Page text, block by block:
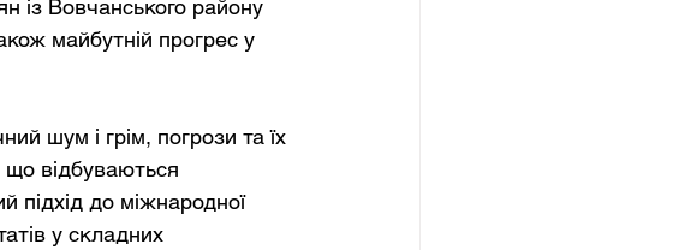
із Вовчанського району
майбутній прогрес у
шум і грім, погрози та їх
що відбуваються
підхід до міжнародної
у складних